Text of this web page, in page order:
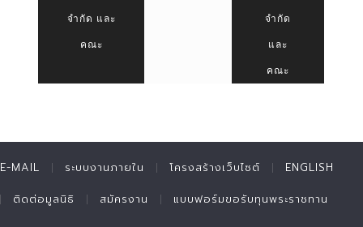
จำกัด และ
คณะ
จำกัด
และ
คณะ
E-MAIL ระบบงานภายใน โครงสร้างเว็บไซต์ ENGLISH
ติดต่อมูลนิธิ สมัครงาน แบบฟอร์มขอรับทุนพระราชทาน